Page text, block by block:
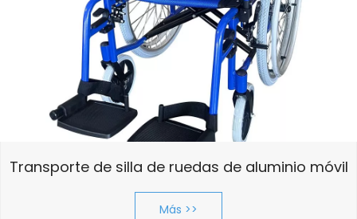
Transporte de silla de ruedas de aluminio móvil
Más >>